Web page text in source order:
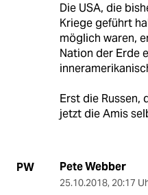
Die USA, die
Kriege geführt
möglich waren,
Nation der Erde
Erst die Russen,
jetzt die Amis
PW Pete Webber
25.10.2018, 20:17